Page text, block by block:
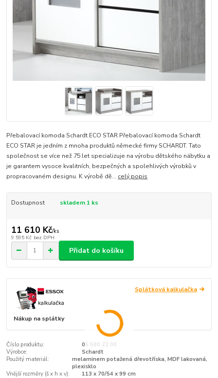
Přebalovací komoda Schardt ECO STAR Přebalovací komoda Schardt
ECO STAR je jedním z mnoha produktů německé firmy SCHARDT. Tato
společnost se více než 75 let specializuje na výrobu dětského nábytku a
je garantem vysoce kvalitních, bezpečných a spolehlivých výrobků v
propracovaném designu. K výrobě dě... celý popis
Dostupnost skladem 1 ks
11 610 Kč/ks
9 595 Kč bez DPH
Přidat do košíku
Splátková kalkulačka
Nákup na splátky
Číslo produktu:
05 580 22 00
Výrobce:
Schardt
Použitý materiál:
melaminem potažená dřevotříska, MDF lakovaná,
plexisklo
Vnější rozměry (š x h x v):
113 x 70/54 x 99 cm